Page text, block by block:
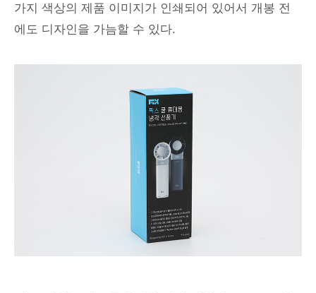
가지 색상의 제품 이미지가 인쇄되어 있어서 개봉 전
에도 디자인을 가늠할 수 있다.